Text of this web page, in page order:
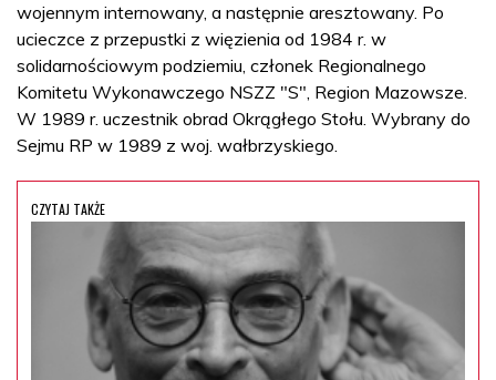
wojennym internowany, a następnie aresztowany. Po
ucieczce z przepustki z więzienia od 1984 r. w
solidarnościowym podziemiu, członek Regionalnego
Komitetu Wykonawczego NSZZ "S", Region Mazowsze.
W 1989 r. uczestnik obrad Okrągłego Stołu. Wybrany do
Sejmu RP w 1989 z woj. wałbrzyskiego.
CZYTAJ TAKŻE